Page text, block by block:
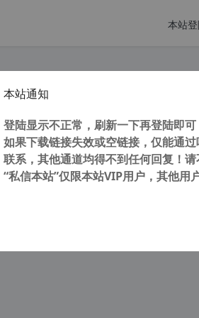
本站
PDF一键转蓝插件 Prinect PDF Toolbox 2021
载请注明： 转载自 cnorg.12hp.de 注意：
晚上的访问高...
本站通知
登陆显示不正常，刷新一下再登陆即可
如果下载链接失效或空链接，仅能通
联系，其他通道均得不到任何回复！
“私信本站”仅限本站VIP用户，其他用